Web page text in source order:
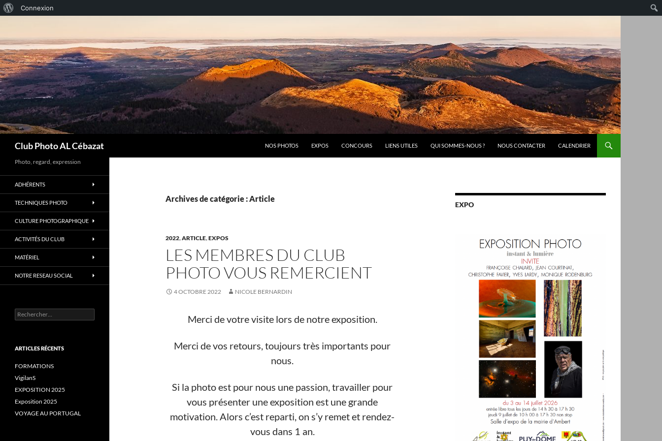
de
WordPress
Connexion
contenu
Club Photo AL Cébazat NOS PHOTOS EXPOS CONCOURS LIENS UTILES QUI SOMMES-NOUS ? NOUS CONTACTER CALENDRIER
Archives de catégorie : Article
2022,ARTICLE,EXPOS
LES MEMBRES DU CLUB
PHOTO VOUS REMERCIENT
4 OCTOBRE 2022 NICOLE BERNARDIN
Merci de votre visite lors de notre exposition.
Merci de vos retours, toujours très importants pour
nous.
Si la photo est pour nous une passion, travailler pour
vous présenter une exposition est une grande
motivation. Alors c’est reparti, on s’y remet et rendez-
vous dans 1 an.
EXPO
Photo, regard, expression
ADHÉRENTS
TECHNIQUES PHOTO
CULTURE PHOTOGRAPHIQUE
ACTIVITÉS DU CLUB
MATÉRIEL
NOTRE RESEAU SOCIAL
Rechercher :
ARTICLES RÉCENTS
FORMATIONS
VigilanS
EXPOSITION 2025
Exposition 2025
VOYAGE AU PORTUGAL